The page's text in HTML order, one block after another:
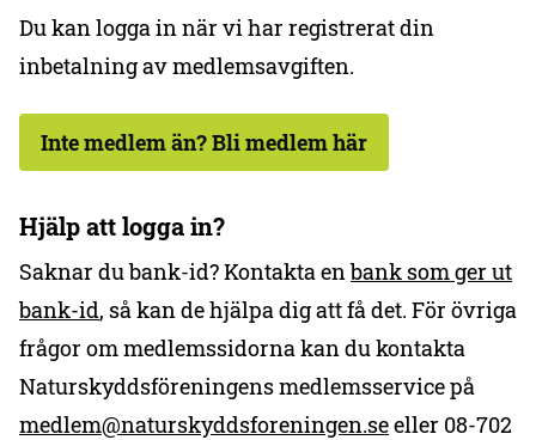
Du kan logga in när vi har registrerat din
inbetalning av medlemsavgiften.
Inte medlem än? Bli medlem här
Hjälp att logga in?
Saknar du bank-id? Kontakta enbank som ger ut
bank-id, så kan de hjälpa dig att få det. För övriga
frågor om medlemssidorna kan du kontakta
Naturskyddsföreningens medlemsservice på
medlem@naturskyddsforeningen.seeller 08-702